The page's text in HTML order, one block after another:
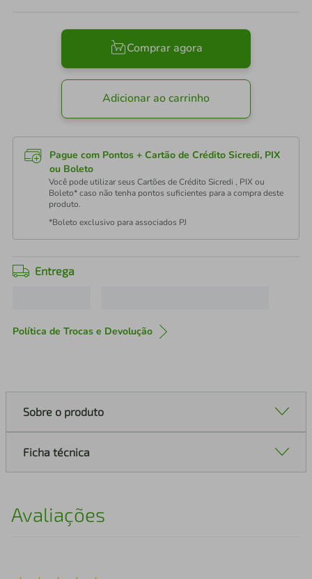
Comprar agora
Adicionar ao carrinho
Pague com Pontos + Cartão de Crédito Sicredi, PIX
ou Boleto
Você pode utilizar seus Cartões de Crédito Sicredi , PIX ou
Boleto* caso não tenha pontos suficientes para a compra deste
produto.
*Boleto exclusivo para associados PJ
Entrega
Política de Trocas e Devolução
Sobre o produto
Ficha técnica
Avaliações